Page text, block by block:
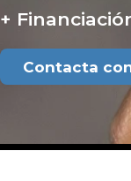
Contacta